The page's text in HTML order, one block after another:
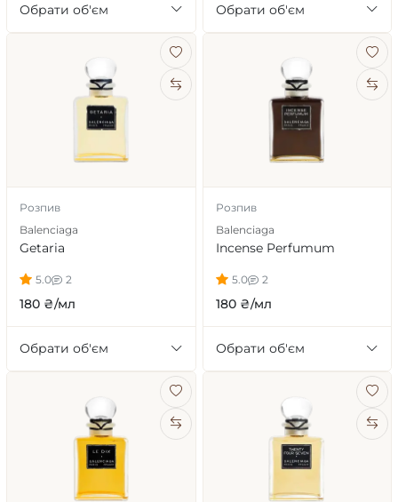
Обрати об'єм Обрати об'єм
Розпив
Balenciaga
Getaria
5.0 2
180 ₴/мл
Обрати об'єм
Розпив
Balenciaga
Incense Perfumum
5.0 2
180 ₴/мл
Обрати об'єм